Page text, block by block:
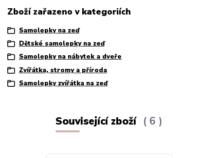
Zboží zařazeno v kategoriích
Samolepky na zeď
Dětské samolepky na zeď
Samolepky na nábytek a dveře
Zvířátka, stromy a příroda
Samolepky zvířátka na zeď
Související zboží 6